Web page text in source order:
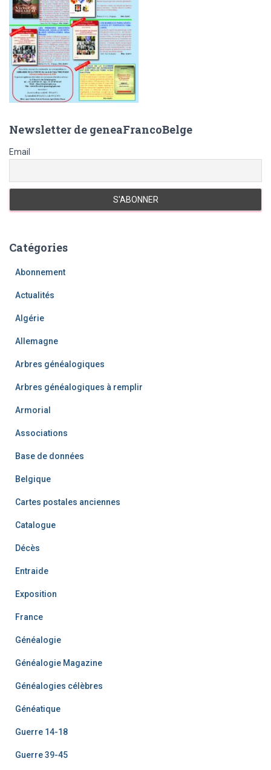
Newsletter de geneaFrancoBelge
Email
Catégories
Abonnement
Actualités
Algérie
Allemagne
Arbres généalogiques
Arbres généalogiques à remplir
Armorial
Associations
Base de données
Belgique
Cartes postales anciennes
Catalogue
Décès
Entraide
Exposition
France
Généalogie
Généalogie Magazine
Généalogies célèbres
Généatique
Guerre 14-18
Guerre 39-45